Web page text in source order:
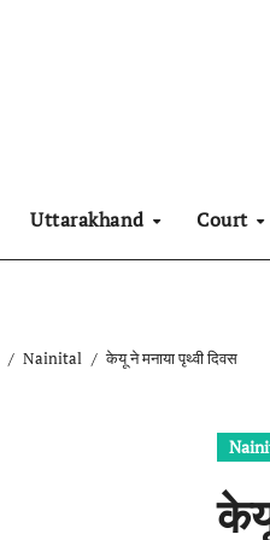
Uttarakhand Court
Nainital केयू ने मनाया पृथ्वी दिवस